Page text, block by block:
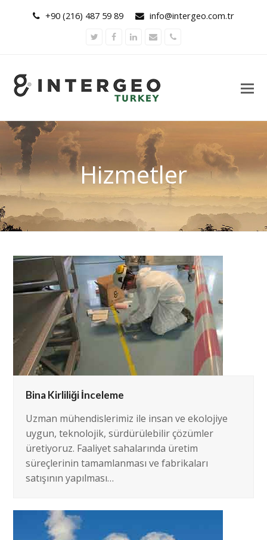
+90 (216) 487 59 89 info@intergeo.com.tr
TwitterFacebookLinkedInEmailPhone
Hizmetler
Bina Kirliliği İnceleme
Uzman mühendislerimiz ile insan ve ekolojiye
uygun, teknolojik, sürdürülebilir çözümler
üretiyoruz. Faaliyet sahalarında üretim
süreçlerinin tamamlanması ve fabrikaları
satışının yapılması…